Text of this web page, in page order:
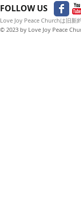
FOLLOW US
Love Joy Peace Churchは旧新
© 2023 by Love Joy Peace